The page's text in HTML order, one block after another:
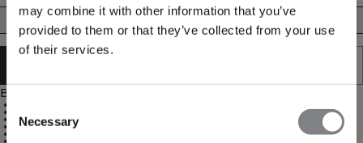
may combine it with other information that you’ve
provided to them or that they’ve collected from your use
of their services.
Consent
Selection
Necessary
XS
Beskrivelse
Kort modell
SWEATTECH™-teknologi